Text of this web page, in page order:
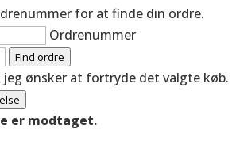
for at finde din ordre.
Ordrenummer
Find ordre
ønsker at fortryde det valgte køb.
er modtaget.